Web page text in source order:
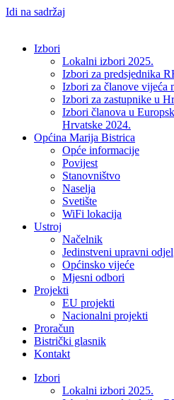
Idi na sadržaj
Izbori
Lokalni izbori 2025.
Izbori za predsjednika
Izbori za članove vijeća
Izbori za zastupnike u
Izbori članova u
Hrvatske 2024.
Općina Marija Bistrica
Opće informacije
Povijest
Stanovništvo
Naselja
Svetište
WiFi lokacija
Ustroj
Načelnik
Jedinstveni upravni odjel
Općinsko vijeće
Mjesni odbori
Projekti
EU projekti
Nacionalni projekti
Proračun
Bistrički glasnik
Kontakt
Izbori
Lokalni izbori 2025.